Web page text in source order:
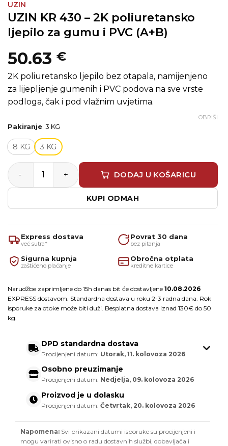
UZIN
UZIN KR 430 – 2K poliuretansko
ljepilo za gumu i PVC (A+B)
50.63 €
2K poliuretansko ljepilo bez otapala, namijenjeno
za lijepljenje gumenih i PVC podova na sve vrste
podloga, čak i pod vlažnim uvjetima.
Pakiranje: 3 KG
8 KG 3 KG
OBRIŠI
UZIN KR 430 – 2K poliuretansko ljepilo za gumu i PVC
DODAJ U KOŠARICU
KUPI ODMAH
Express dostava
već sutra*
Povrat 30 dana
bez pitanja
Sigurna kupnja
zaštićeno plaćanje
Obročna otplata
kreditne kartice
Narudžbe zaprimljene do 15h danas bit će dostavljene 10.08.2026
EXPRESS dostavom. Standardna dostava u roku 2-3 radna dana. Rok
isporuke za otoke može biti duži. Besplatna dostava iznad 130€ do 50
kg.
DPD standardna dostava
Procijenjeni datum: Utorak, 11. kolovoza 2026
Osobno preuzimanje
Procijenjeni datum: Nedjelja, 09. kolovoza 2026
Proizvod je u dolasku
Procijenjeni datum: Četvrtak, 20. kolovoza 2026
Napomena: Svi prikazani datumi isporuke su procijenjeni i
mogu varirati ovisno o radu dostavnih službi, dobavljača i